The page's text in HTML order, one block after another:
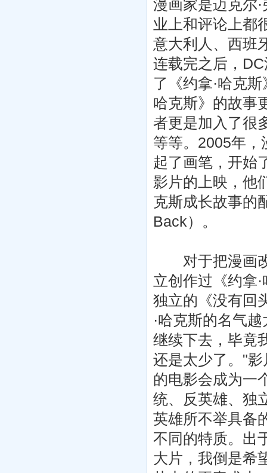
漫画家是迈克尔
业上和评论上都
意大利人、西班
连载完之后，
了《约拿·哈克
哈克斯》的故事
者更是加入了很
等等。2005年，
起了画笔，开始
影片的上映，他
克斯成长故事的
Back）。
对于把漫画改
立创作过《约拿
独立的《没有回
·哈克斯的名气
继续下去，毕竟
还是太少了。"
的电影会成为一
统、反英雄、独
英雄所不举具备
不同的特质。出
大片，我倒是希